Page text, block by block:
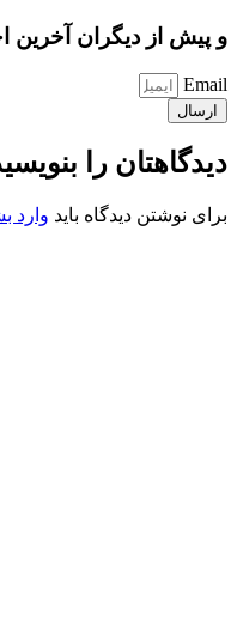
و پیش از دیگران آخرین
Email
ارسال
دیدگاهتان را
برای نوشتن دیدگاه باید وارد